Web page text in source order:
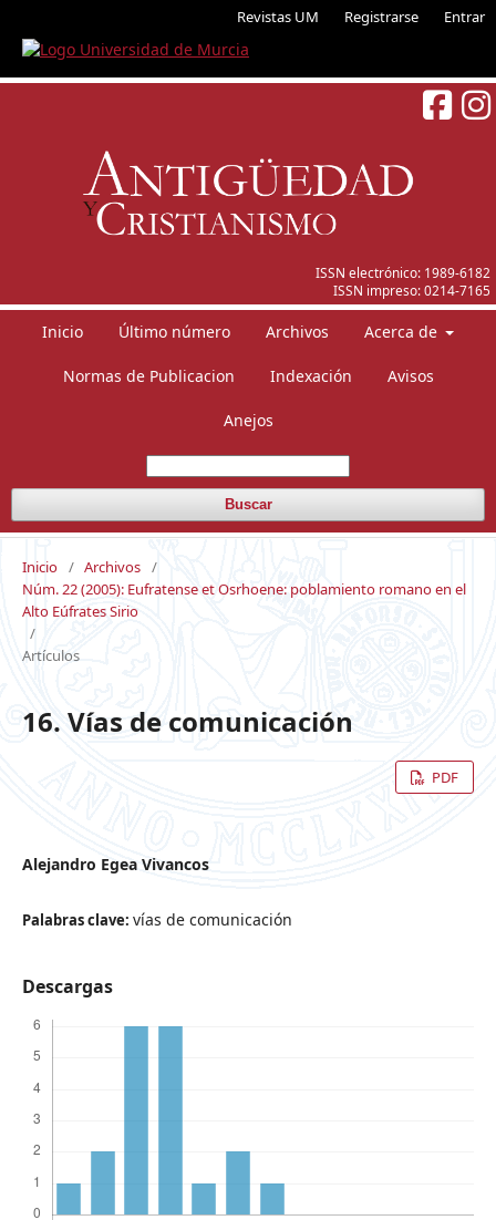
Revistas UM Registrarse Entrar
ISSN electrónico: 1989-6182
ISSN impreso:0214-7165
Inicio Último número Archivos Acerca de
Normas de Publicacion Indexación Avisos
Anejos
Buscar
Inicio / Archivos /
Núm. 22 (2005): Eufratense et Osrhoene: poblamiento romano en el
Alto Eúfrates Sirio
/
Artículos
16. Vías de comunicación
PDF
Alejandro Egea Vivancos
Palabras clave: vías de comunicación
Descargas